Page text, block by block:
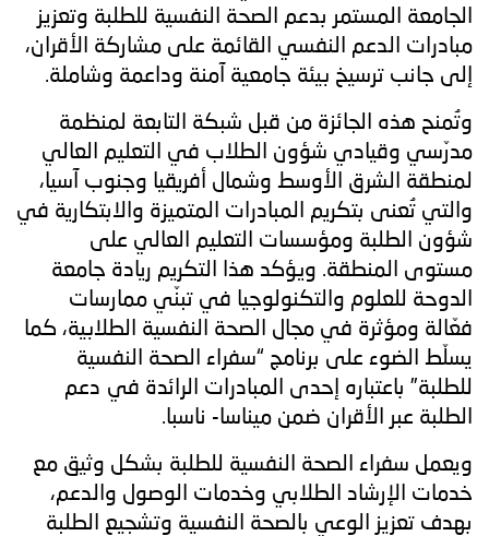
الجامعة المستمر بدعم الصحة النفسية للطلبة وتعزيز
مبادرات الدعم النفسي القائمة على مشاركة الأقران،
إلى جانب ترسيخ بيئة جامعية آمنة وداعمة وشاملة.
وتُمنح هذه الجائزة من قبل شبكة التابعة لمنظمة
مدرّسي وقيادي شؤون الطلاب في التعليم العالي
لمنطقة الشرق الأوسط وشمال أفريقيا وجنوب آسيا،
والتي تُعنى بتكريم المبادرات المتميزة والابتكارية في
شؤون الطلبة ومؤسسات التعليم العالي على
مستوى المنطقة. ويؤكد هذا التكريم ريادة جامعة
الدوحة للعلوم والتكنولوجيا في تبنّي ممارسات
فعّالة ومؤثرة في مجال الصحة النفسية الطلابية، كما
يسلّط الضوء على برنامج “سفراء الصحة النفسية
للطلبة” باعتباره إحدى المبادرات الرائدة في دعم
الطلبة عبر الأقران ضمن ميناسا- ناسبا.
ويعمل سفراء الصحة النفسية للطلبة بشكل وثيق مع
خدمات الإرشاد الطلابي وخدمات الوصول والدعم،
بهدف تعزيز الوعي بالصحة النفسية وتشجيع الطلبة